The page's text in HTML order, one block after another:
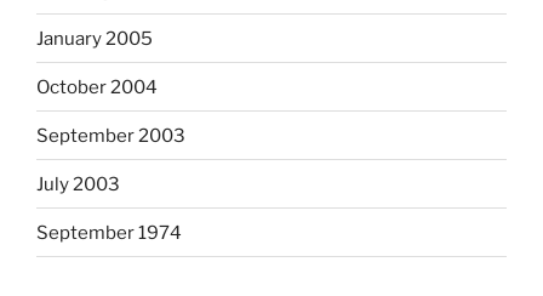
January 2005
October 2004
September 2003
July 2003
September 1974